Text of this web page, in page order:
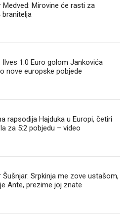
Medved: Mirovine će rasti za
branitelja
Ilves 1:0 Euro golom Jankovića
nove europske pobjede
rapsodija Hajduka u Europi, četiri
za 5:2 pobjedu – video
Šušnjar: Srpkinja me zove ustašom,
Ante, prezime joj znate